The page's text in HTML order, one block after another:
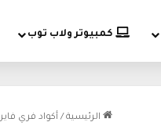
كمبيوتر ولاب توب
الرئيسية / أكواد فري فاير 2026 لجوائز شخصيات وألماس مجاني بطريقة سهلة لجميع اللاعبين في السعودية نيوز